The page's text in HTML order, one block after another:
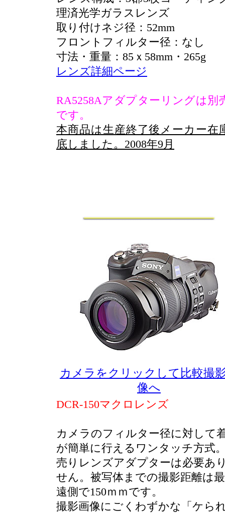
理済光学ガラスレンズ
取り付けネジ径：52mm
フロントフィルター径：なし
寸法・重量：85ｘ58mm・265g
レンズ詳細ページ
RA5258Aアダプターリングは別
です。
本商品は生産終了後メーカー在
底しました。2008年9月
カメラをクリックして比較撮
像へ
DCR-150マクロレンズ
カメラのフィルター径に対して
が簡単に行えるワンタッチ方式
売りレンズアダプターは必要あ
せん。被写体までの撮影距離は
遠側で150ｍｍです。
撮影画像にごくわずかな「ケら